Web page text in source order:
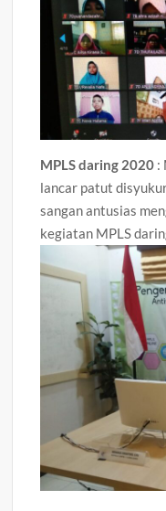
MPLS daring 2020 :
lancar patut
sangan antusias
kegiatan MPLS